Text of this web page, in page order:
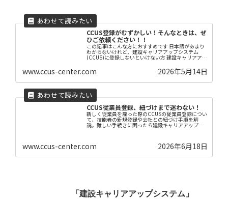
CCUS登録がむずかしい！そんなときは、ぜ
ひご依頼ください！！
この記事はこんな方におすすめです 日本語があまり
わからないけれど、建設キャリアアップシステム
(CCUS)に登録しないといけない方 建設キャリアアッ
ど、マニュアルが難しくてなかなか進まない方...
www.ccus-center.com 2026年5月14日
CCUS従業員登録、紐づけまで迷わない！
新しく従業員を雇った際のCCUSの従業員登録につい
て、技能者の新規登録や会社との紐づけ手順を解
説。難しい手続きに困ったら建設キャリアアップ登
録センターにお任せください。
www.ccus-center.com 2026年6月18日
「建設キャリアアップシステム」